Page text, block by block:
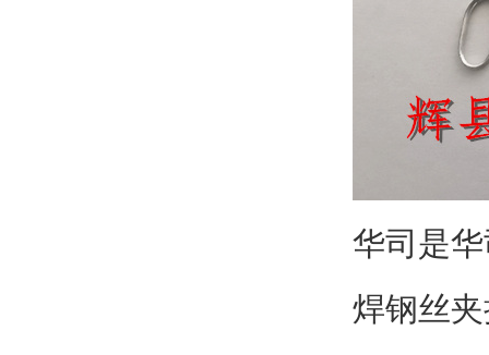
华司是
焊钢丝